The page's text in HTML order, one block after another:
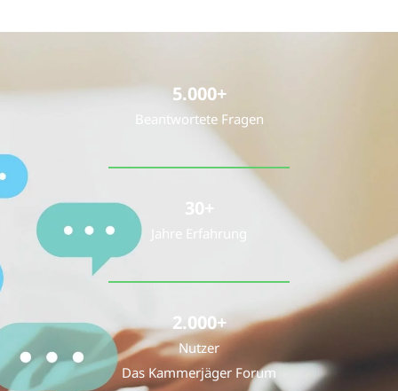
Beantwortete Fragen
5.000+
Jahre Erfahrung
Nutzer
2.000+
Das Kammerjäger Forum